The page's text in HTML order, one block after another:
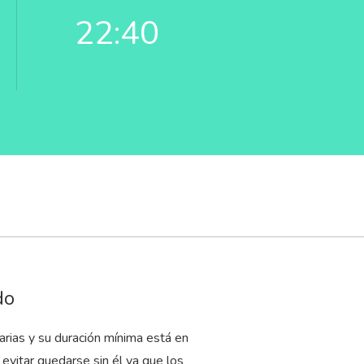
22:40
y su duración mínima está en